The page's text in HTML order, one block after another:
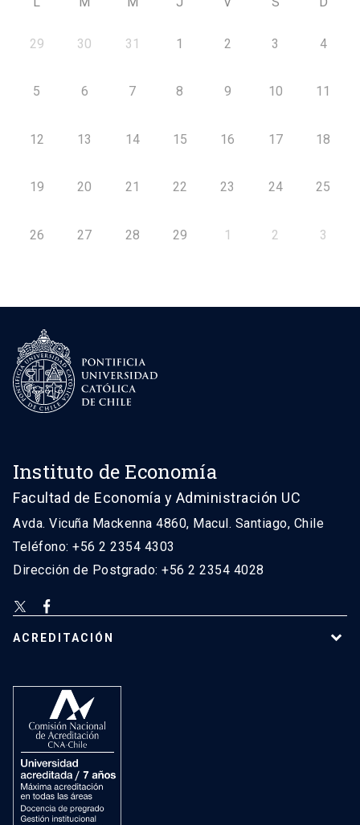
29 30 31 1 2 3 4
5 6 7 8 9 10 11
12 13 14 15 16 17 18
19 20 21 22 23 24 25
26 27 28 29 1 2 3
Instituto de Economía
Facultad de Economía y Administración UC
Avda. Vicuña Mackenna 4860, Macul. Santiago, Chile
Teléfono: +56 2 2354 4303
Dirección de Postgrado: +56 2 2354 4028
ACREDITACIÓN